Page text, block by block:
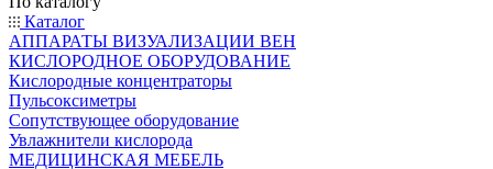
Каталог
АППАРАТЫ ВИЗУАЛИЗАЦИИ ВЕН
КИСЛОРОДНОЕ ОБОРУДОВАНИЕ
Кислородные концентраторы
Пульсоксиметры
Сопутствующее оборудование
Увлажнители кислорода
МЕДИЦИНСКАЯ МЕБЕЛЬ